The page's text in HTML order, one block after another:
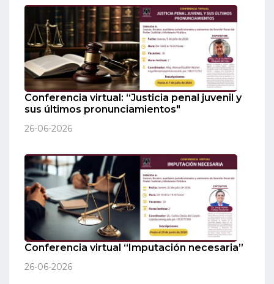
Conferencia virtual: “Justicia penal juvenil y
sus últimos pronunciamientos"
26-06-2026
Conferencia virtual “Imputación necesaria”
26-06-2026